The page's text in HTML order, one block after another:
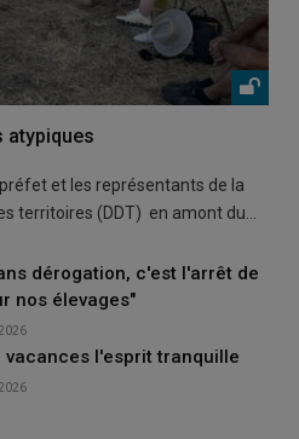
atypiques
préfet et les représentants de la
territoires (DDT) en amont du…
dérogation, c'est l'arrêt de
nos élevages"
vacances l'esprit tranquille